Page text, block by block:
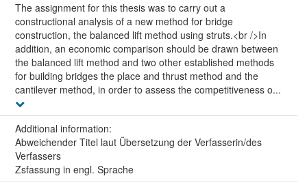
The assignment for this thesis was to carry out a
constructional analysis of a new method for bridge
construction, the balanced lift method using struts.<br />In
addition, an economic comparison should be drawn between
the balanced lift method and two other established methods
for building bridges the place and thrust method and the
cantilever method, in order to assess the competitiveness o...
Additional information:
Abweichender Titel laut Übersetzung der Verfasserin/des
Verfassers
Zsfassung in engl. Sprache